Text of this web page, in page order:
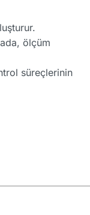
ölçüm
süreçlerinin